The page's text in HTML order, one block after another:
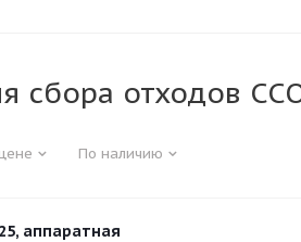
сбора отходов
По наличию
аппаратная